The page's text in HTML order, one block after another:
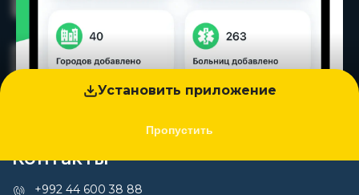
Установить приложение
Пропустить
Контакты
+992 44 600 38 88